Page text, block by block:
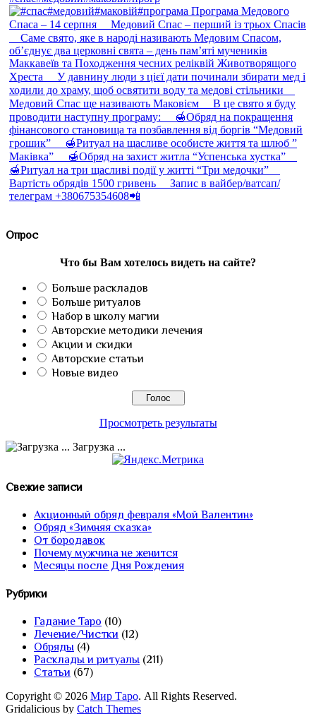
Опрос
Что бы Вам хотелось видеть на сайте?
Больше раскладов
Больше ритуалов
Набор в школу магии
Авторские методики лечения
Акции и скидки
Авторские статьи
Новые видео
Просмотреть результаты
Загрузка ...
Свежие записи
Акционный обряд февраля «Мой Валентин»
Обряд «Зимняя сказка»
От бородавок
Почему мужчина не женится
Месяцы после Дня Рождения
Рубрики
Гадание Таро (10)
Лечение/Чистки (12)
Обряды (4)
Расклады и ритуалы (211)
Статьи (67)
Copyright © 2026 Мир Таро. All Rights Reserved.
Gridalicious by Catch Themes